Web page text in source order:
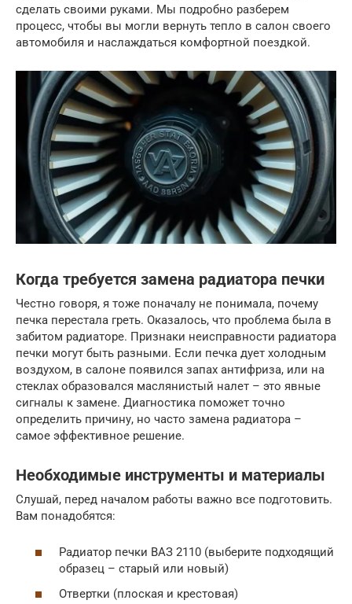
сделать своими руками. Мы подробно разберем
процесс, чтобы вы могли вернуть тепло в салон своего
автомобиля и наслаждаться комфортной поездкой.
Когда требуется замена радиатора печки
Честно говоря, я тоже поначалу не понимала, почему
печка перестала греть. Оказалось, что проблема была в
забитом радиаторе. Признаки неисправности радиатора
печки могут быть разными. Если печка дует холодным
воздухом, в салоне появился запах антифриза, или на
стеклах образовался маслянистый налет – это явные
сигналы к замене. Диагностика поможет точно
определить причину, но часто замена радиатора –
самое эффективное решение.
Необходимые инструменты и материалы
Слушай, перед началом работы важно все подготовить.
Вам понадобятся:
Радиатор печки ВАЗ 2110 (выберите подходящий
образец – старый или новый)
Отвертки (плоская и крестовая)